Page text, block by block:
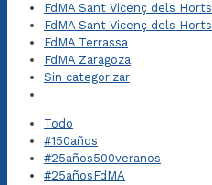
FdMA Sant Vicenç dels Horts
FdMA Sant Vicenç dels Horts
FdMA Terrassa
FdMA Zaragoza
Sin categorizar
Todo
#150años
#25años500veranos
#25añosFdMA